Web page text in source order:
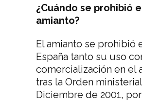
¿Cuándo se prohibió
amianto?
El amianto se prohibió
España tanto su uso
comercialización en el
tras la Orden
Diciembre de 2001,